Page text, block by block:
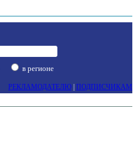
в регионе
РЕКЛАМОДАТЕЛЮ ПОДПИСЧИКАМ